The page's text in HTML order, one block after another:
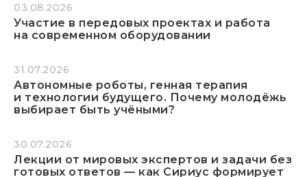
03.08.2026
Участие в передовых проектах и работа
на современном оборудовании
31.07.2026
Автономные роботы, генная терапия
и технологии будущего. Почему молодёжь
выбирает быть учёными?
30.07.2026
Лекции от мировых экспертов и задачи без
готовых ответов — как Сириус формирует